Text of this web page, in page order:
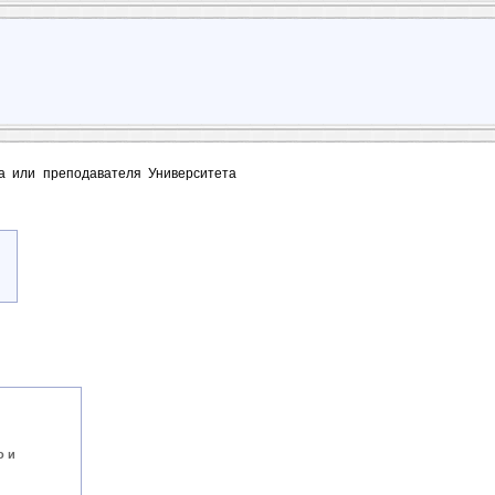
или преподавателя Университета
и